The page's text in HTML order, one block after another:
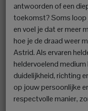
antwoorden of een
toekomst? Soms loop
en voel je dat er meer
hoe je de draad weer
Astrid. Als ervaren
heldervoelend
duidelijkheid, richting
op jouw persoonlijke
respectvolle manier,